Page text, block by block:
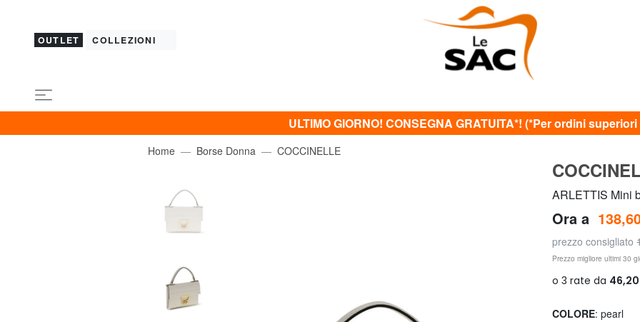
OUTLET COLLEZIONI
ULTIMO GIORNO! CONSEGNA GRATUITA*! (*Per ordini superiori
Home Borse Donna COCCINELLE
ARLETTIS Mini
Ora a
prezzo consigliato
Prezzo migliore ultimi 30
COLORE: pearl